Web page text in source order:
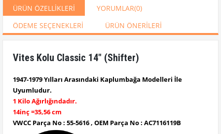
ÜRÜN ÖZELLIKLERI YORUMLAR(0)
ÖDEME SEÇENEKLERI
ÜRÜN ÖNERILERI
Vites Kolu Classic 14" (Shifter)
1947-1979 Yılları Arasındaki Kaplumbağa Modelleri İle
Uyumludur.
1 Kilo Ağırlığındadır.
14inç =35,56 cm
VWCC Parça No : 55-5616 , OEM Parça No : AC7116119B